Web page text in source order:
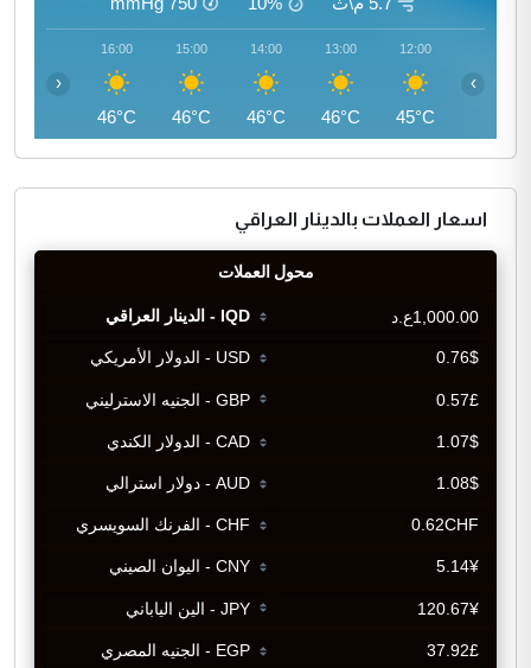
12:00
45°C
13:00
46°C
14:00
46°C
15:00
46°C
16:00
46°C
‹ ›
اسعار العملات بالدينار العراقي